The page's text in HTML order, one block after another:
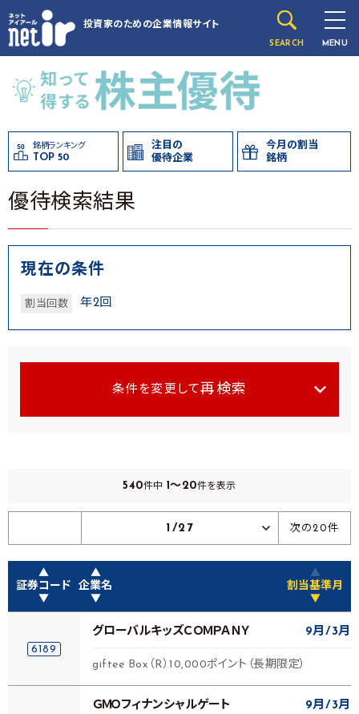
投資家のための企業情報サイト
SEARCH MENU
銘柄ランキング
TOP 50
注目の
優待企業
今月の割当
銘柄
優待検索結果
現在の条件
割当回数 年2回
条件を変更して 再検索
540件中 1～20件を表示
1/27 次の20件
▲
証券コード
▼
▲
企業名
▼
▲
割当基準月
▼
6189
グローバルキッズＣＯＭＰＡＮＹ 9月 3月
giftee Box（R）10,000ポイント（長期限定）
ＧＭＯフィナンシャルゲート 9月 3月